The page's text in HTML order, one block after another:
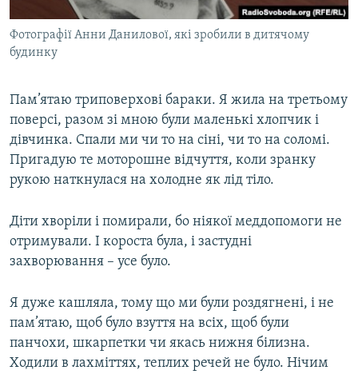
Фотографії Анни Данилової, які зробили в дитячому
будинку
Пам’ятаю триповерхові бараки. Я жила на третьому
поверсі, разом зі мною були маленькі хлопчик і
дівчинка. Спали ми чи то на сіні, чи то на соломі.
Пригадую те моторошне відчуття, коли зранку
рукою наткнулася на холодне як лід тіло.
Діти хворіли і помирали, бо ніякої меддопомоги не
отримували. І короста була, і застудні
захворювання – усе було.
Я дуже кашляла, тому що ми були роздягнені, і не
пам’ятаю, щоб було взуття на всіх, щоб були
панчохи, шкарпетки чи якась нижня білизна.
Ходили в лахміттях, теплих речей не було. Нічим